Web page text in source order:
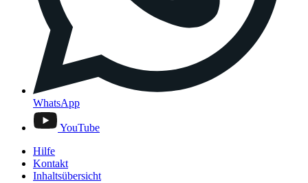
WhatsApp
YouTube
Hilfe
Kontakt
Inhaltsübersicht